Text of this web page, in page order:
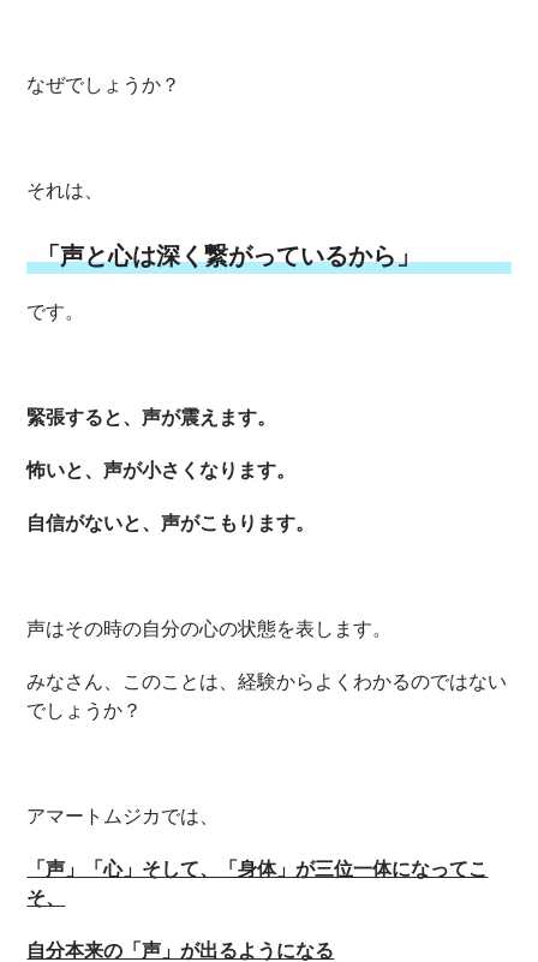
なぜでしょうか？
それは、
「声と心は深く繋がっているから」
です。
緊張すると、声が震えます。
怖いと、声が小さくなります。
自信がないと、声がこもります。
声はその時の自分の心の状態を表します。
みなさん、このことは、経験からよくわかるのではない
でしょうか？
アマートムジカでは、
「声」「心」そして、「身体」が三位一体になってこ
そ、
自分本来の「声」が出るようになる